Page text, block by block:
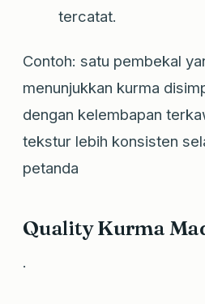
tercatat.
Contoh: satu pembekal
menunjukkan kurma
dengan kelembapan
tekstur lebih konsisten
petanda
Quality Kurma
.